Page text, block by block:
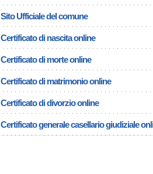
Sito Ufficiale del comune
Certificato di nascita online
Certificato di morte online
Certificato di matrimonio online
Certificato di divorzio online
Certificato generale casellario giudiziale